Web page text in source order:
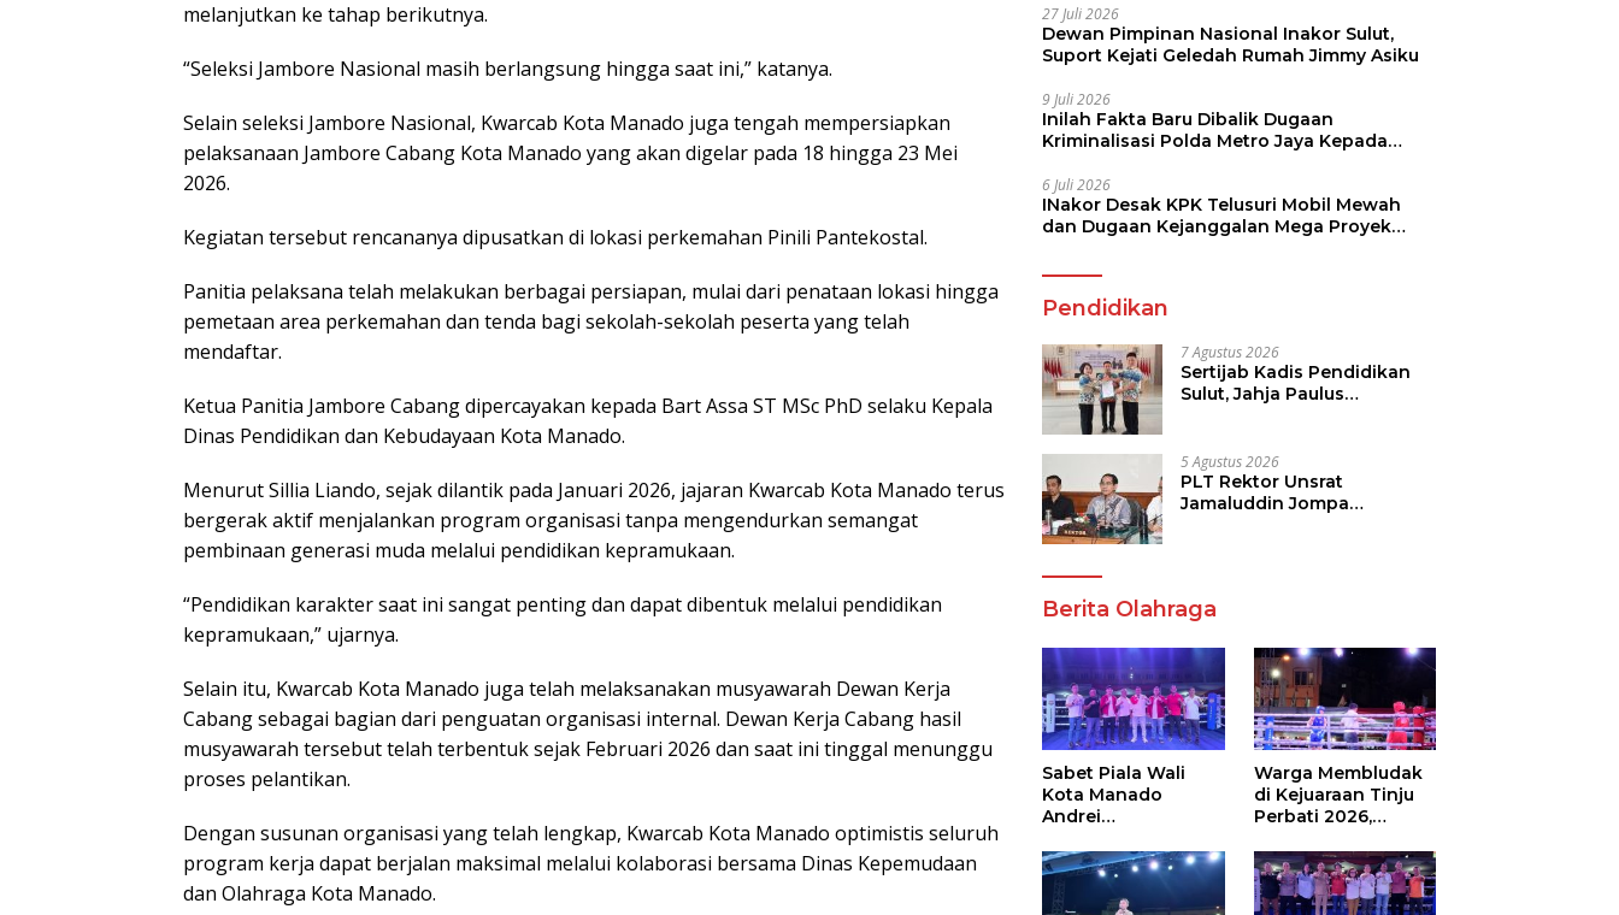
melanjutkan ke tahap berikutnya.
“Seleksi Jambore Nasional masih berlangsung hingga saat ini,” katanya.
Selain seleksi Jambore Nasional, Kwarcab Kota Manado juga tengah mempersiapkan
pelaksanaan Jambore Cabang Kota Manado yang akan digelar pada 18 hingga 23 Mei
2026.
Kegiatan tersebut rencananya dipusatkan di lokasi perkemahan Pinili Pantekostal.
Panitia pelaksana telah melakukan berbagai persiapan, mulai dari penataan lokasi hingga
pemetaan area perkemahan dan tenda bagi sekolah-sekolah peserta yang telah
mendaftar.
Ketua Panitia Jambore Cabang dipercayakan kepada Bart Assa ST MSc PhD selaku Kepala
Dinas Pendidikan dan Kebudayaan Kota Manado.
Menurut Sillia Liando, sejak dilantik pada Januari 2026, jajaran Kwarcab Kota Manado terus
bergerak aktif menjalankan program organisasi tanpa mengendurkan semangat
pembinaan generasi muda melalui pendidikan kepramukaan.
“Pendidikan karakter saat ini sangat penting dan dapat dibentuk melalui pendidikan
kepramukaan,” ujarnya.
Selain itu, Kwarcab Kota Manado juga telah melaksanakan musyawarah Dewan Kerja
Cabang sebagai bagian dari penguatan organisasi internal. Dewan Kerja Cabang hasil
musyawarah tersebut telah terbentuk sejak Februari 2026 dan saat ini tinggal menunggu
proses pelantikan.
Dengan susunan organisasi yang telah lengkap, Kwarcab Kota Manado optimistis seluruh
program kerja dapat berjalan maksimal melalui kolaborasi bersama Dinas Kepemudaan
dan Olahraga Kota Manado.
27 Juli 2026
Dewan Pimpinan Nasional Inakor Sulut,
Suport Kejati Geledah Rumah Jimmy Asiku
9 Juli 2026
Inilah Fakta Baru Dibalik Dugaan
Kriminalisasi Polda Metro Jaya Kepada
6 Juli 2026
INakor Desak KPK Telusuri Mobil Mewah
dan Dugaan Kejanggalan Mega Proyek
Pendidikan
7 Agustus 2026
Sertijab Kadis Pendidikan
Sulut, Jahja Paulus
Pendidikan
5 Agustus 2026
PLT Rektor Unsrat
Jamaluddin Jompa
Berita Olahraga
Sabet Piala Wali
Kota Manado
Andrei
Boxing Camp Juara
Umum Tinju Perbati
2026
Warga Membludak
di Kejuaraan Tinju
Perbati 2026,
Piala Wali Kota